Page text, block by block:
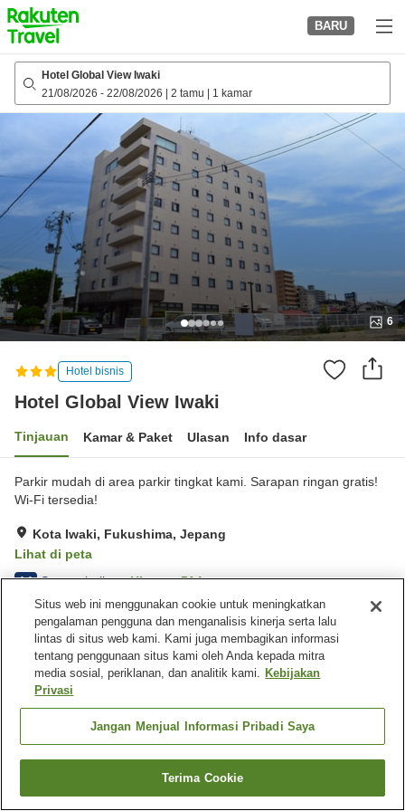
to
top
page
BARU
Hotel Global View Iwaki
21/08/2026 - 22/08/2026 2 tamu 1 kamar
6
Hotel bisnis
Hotel Global View Iwaki
Tinjauan Kamar & Paket Ulasan Info dasar
Parkir mudah di area parkir tingkat kami. Sarapan ringan gratis!
Wi-Fi tersedia!
Kota Iwaki, Fukushima, Jepang
Lihat di peta
4.1 Sangat baik Ulasan:514
Fasilitas properti
Wi-Fi
Tempat parkir
Restoran
Mesin penjual otomatis
Jepang Fukushima Kota Iwaki Taira View Hotel
Cari kamar
Situs web ini menggunakan cookie untuk meningkatkan
pengalaman pengguna dan menganalisis kinerja serta lalu
lintas di situs web kami. Kami juga membagikan informasi
tentang penggunaan situs kami oleh Anda kepada mitra
media sosial, periklanan, dan analitik kami. Kebijakan
Privasi
Jangan Menjual Informasi Pribadi Saya
Terima Cookie